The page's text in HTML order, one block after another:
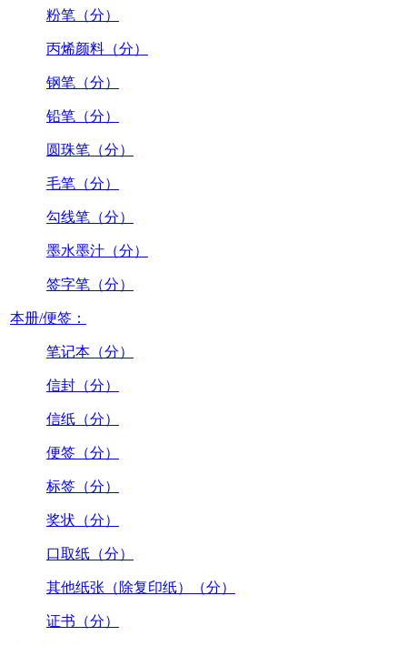
粉笔（分）
丙烯颜料（分）
钢笔（分）
铅笔（分）
圆珠笔（分）
毛笔（分）
勾线笔（分）
墨水墨汁（分）
签字笔（分）
本册/便签：
笔记本（分）
信封（分）
信纸（分）
便签（分）
标签（分）
奖状（分）
口取纸（分）
其他纸张（除复印纸）（分）
证书（分）